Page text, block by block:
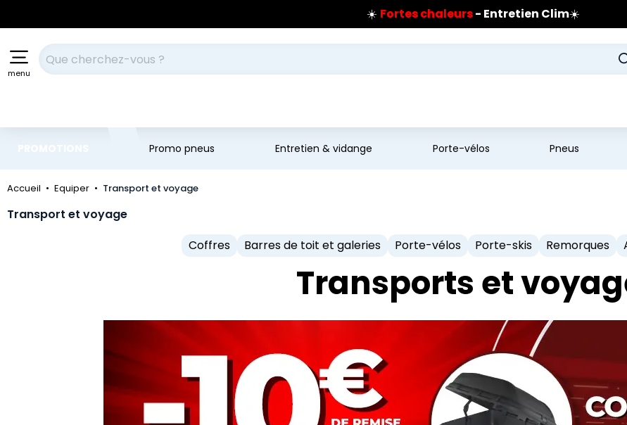
Prix coûtant pneus Bridgestone
🔥Extincteur :réflexe sécurité🔥
Jusqu'à 120€ rembourséssur les pneus Bridgestone
menu
Votre recherche
Promo pneus Entretien & vidange Porte-vélos Pneus
Accueil Equiper Transport et voyage
Transport et voyage
Coffres
Barres de toit et galeries Porte-vélos Porte-skis Remorques
Transports et